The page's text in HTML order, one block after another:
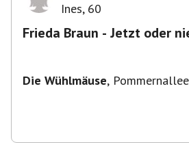
Ines, 60
Frieda Braun - Jetzt oder
Die Wühlmäuse,